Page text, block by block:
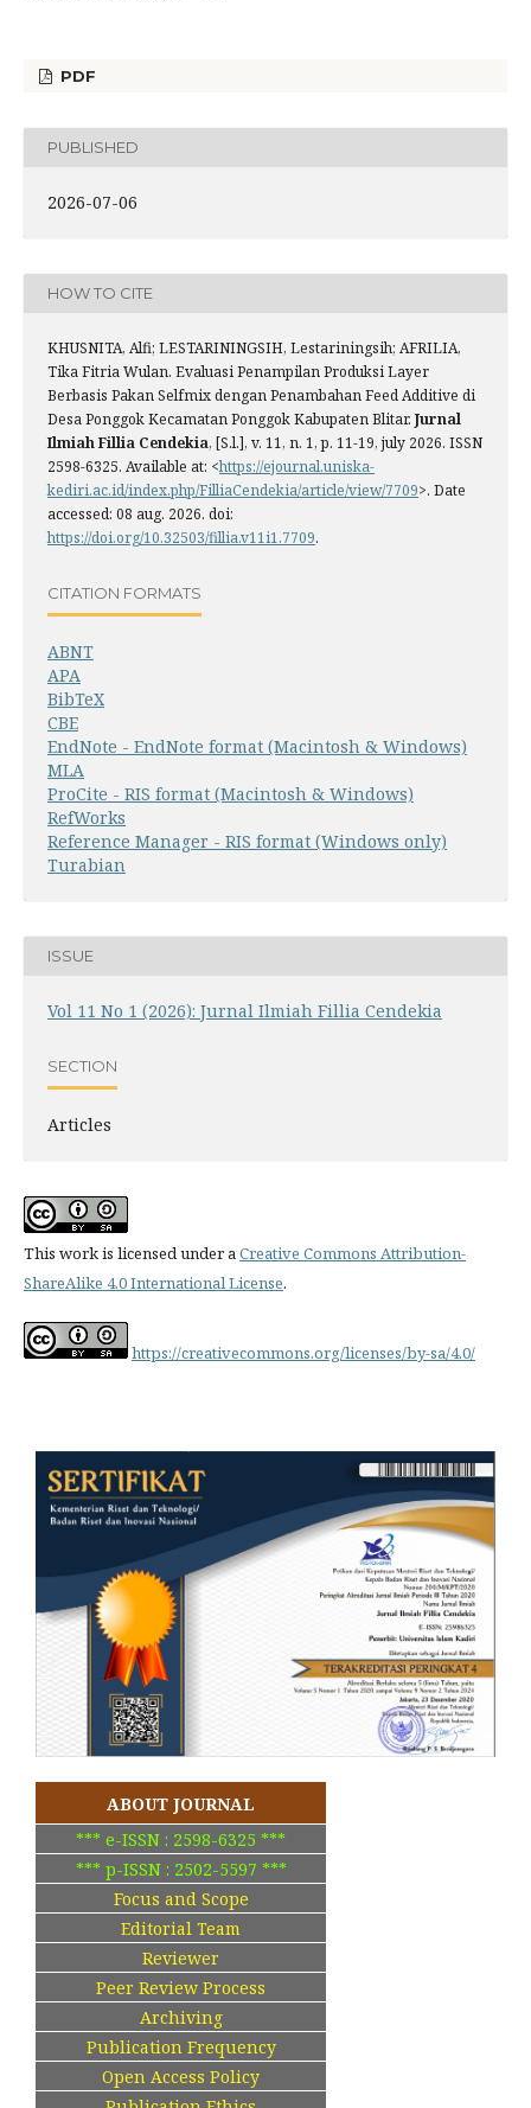
PDF
PUBLISHED
2026-07-06
HOW TO CITE
KHUSNITA, Alfi; LESTARININGSIH, Lestariningsih; AFRILIA,
Tika Fitria Wulan. Evaluasi Penampilan Produksi Layer
Berbasis Pakan Selfmix dengan Penambahan Feed Additive di
Desa Ponggok Kecamatan Ponggok Kabupaten Blitar. Jurnal
Ilmiah Fillia Cendekia, [S.l.], v. 11, n. 1, p. 11-19, july 2026. ISSN
2598-6325. Available at: <https://ejournal.uniska-
kediri.ac.id/index.php/FilliaCendekia/article/view/7709>. Date
accessed: 08 aug. 2026. doi:
https://doi.org/10.32503/fillia.v11i1.7709.
CITATION FORMATS
ABNT
APA
BibTeX
CBE
EndNote - EndNote format (Macintosh & Windows)
MLA
ProCite - RIS format (Macintosh & Windows)
RefWorks
Reference Manager - RIS format (Windows only)
Turabian
ISSUE
Vol 11 No 1 (2026): Jurnal Ilmiah Fillia Cendekia
SECTION
Articles
This work is licensed under a Creative Commons Attribution-
ShareAlike 4.0 International License.
https://creativecommons.org/licenses/by-sa/4.0/
ABOUT JOURNAL
*** e-ISSN : 2598-6325 ***
*** p-ISSN : 2502-5597 ***
Focus and Scope
Editorial Team
Reviewer
Peer Review Process
Archiving
Publication Frequency
Open Access Policy